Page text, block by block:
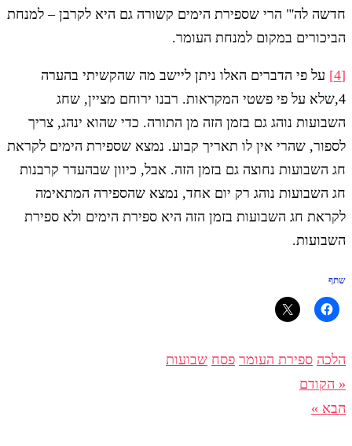
חדשה לה'" הרי שספירת הימים קשורה גם היא לקרבן – למנחת
הביכורים במקום למנחת העומר.
[4]
על פי הדברים האלו ניתן ליישב מה שהקשיתי בהערה
4,שלא על פי פשטי המקראות. רבנו ירוחם מציין, שחג
השבועות נוהג גם בזמן הזה מן התורה. כדי שהוא ינהג, צריך
לספור, שהרי אין לו תאריך קבוע. נמצא שספירת הימים לקראת
חג השבועות נחוצה גם בזמן הזה. אבל, כיוון שבהעדר קרבנות
חג השבועות נוהג רק יום אחד, נמצא שהספירה המתאימה
לקראת חג השבועות בזמן הזה היא ספירת הימים ולא ספירת
השבועות.
שתף
הלכה ספירת העומר פסח שבועות
« הקודם
הבא »